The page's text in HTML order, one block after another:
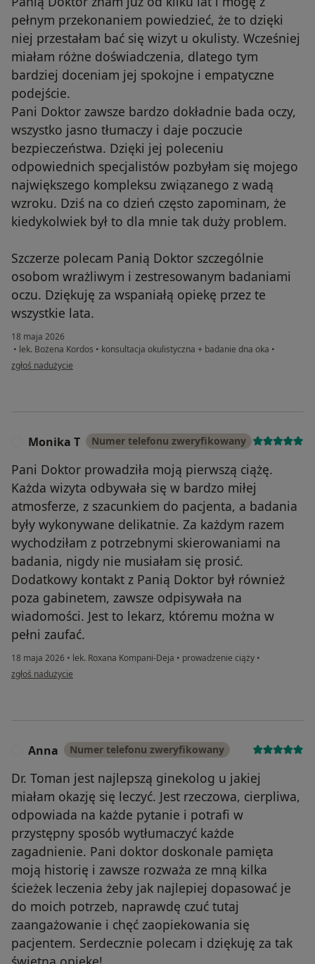
pełnym przekonaniem powiedzieć, że to dzięki
niej przestałam bać się wizyt u okulisty. Wcześniej
miałam różne doświadczenia, dlatego tym
bardziej doceniam jej spokojne i empatyczne
podejście.
Pani Doktor zawsze bardzo dokładnie bada oczy,
wszystko jasno tłumaczy i daje poczucie
bezpieczeństwa. Dzięki jej poleceniu
odpowiednich specjalistów pozbyłam się mojego
największego kompleksu związanego z wadą
wzroku. Dziś na co dzień często zapominam, że
kiedykolwiek był to dla mnie tak duży problem.
Szczerze polecam Panią Doktor szczególnie
osobom wrażliwym i zestresowanym badaniami
oczu. Dziękuję za wspaniałą opiekę przez te
wszystkie lata.
18 maja 2026
• lek. Bożena Kordos • konsultacja okulistyczna + badanie dna oka •
w opinii użytkownika Olga W-P
zgłoś nadużycie
Monika T Numer telefonu zweryfikowany
Pani Doktor prowadziła moją pierwszą ciążę.
Każda wizyta odbywała się w bardzo miłej
atmosferze, z szacunkiem do pacjenta, a badania
były wykonywane delikatnie. Za każdym razem
wychodziłam z potrzebnymi skierowaniami na
badania, nigdy nie musiałam się prosić.
Dodatkowy kontakt z Panią Doktor był również
poza gabinetem, zawsze odpisywała na
wiadomości. Jest to lekarz, któremu można w
pełni zaufać.
18 maja 2026 • lek. Roxana Kompani-Deja • prowadzenie ciąży •
w opinii użytkownika Monika T
zgłoś nadużycie
Anna Numer telefonu zweryfikowany
Dr. Toman jest najlepszą ginekolog u jakiej
miałam okazję się leczyć. Jest rzeczowa, cierpliwa,
odpowiada na każde pytanie i potrafi w
przystępny sposób wytłumaczyć każde
zagadnienie. Pani doktor doskonale pamięta
moją historię i zawsze rozważa ze mną kilka
ścieżek leczenia żeby jak najlepiej dopasować je
do moich potrzeb, naprawdę czuć tutaj
zaangażowanie i chęć zaopiekowania się
pacjentem. Serdecznie polecam i dziękuję za tak